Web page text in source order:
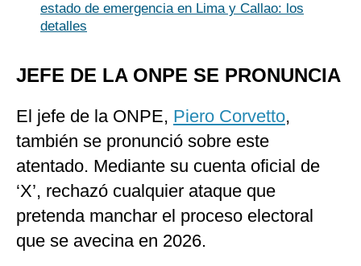
estado de emergencia en Lima y Callao: los
detalles
JEFE DE LA ONPE SE PRONUNCIA
El jefe de la ONPE, Piero Corvetto,
también se pronunció sobre este
atentado. Mediante su cuenta oficial de
‘X’, rechazó cualquier ataque que
pretenda manchar el proceso electoral
que se avecina en 2026.